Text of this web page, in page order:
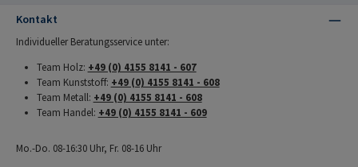
Kontakt
Individueller Beratungsservice unter:
Team Holz: +49 (0) 4155 8141 - 607
Team Kunststoff: +49 (0) 4155 8141 - 608
Team Metall: +49 (0) 4155 8141 - 608
Team Handel: +49 (0) 4155 8141 - 609
Mo.-Do. 08-16:30 Uhr, Fr. 08-16 Uhr